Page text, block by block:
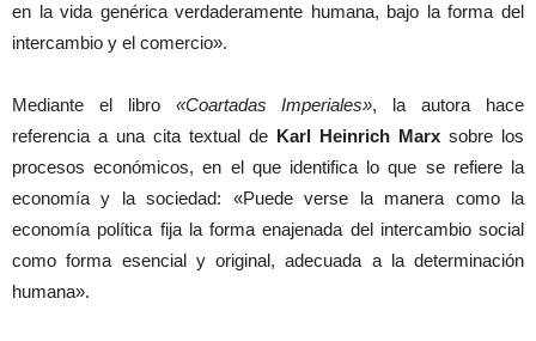
en la vida genérica verdaderamente humana, bajo la forma del
intercambio y el comercio».
Mediante el libro «Coartadas Imperiales», la autora hace
referencia a una cita textual de Karl Heinrich Marx sobre los
procesos económicos, en el que identifica lo que se refiere la
economía y la sociedad: «Puede verse la manera como la
economía política fija la forma enajenada del intercambio social
como forma esencial y original, adecuada a la determinación
humana».